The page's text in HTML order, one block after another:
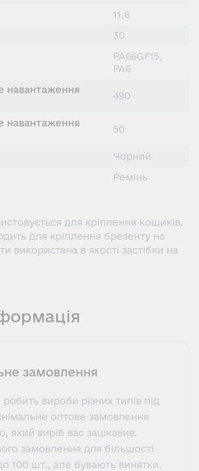
11,6
30
PA66GF15,
PA6
навантаження
490
навантаження
50
Чорний
Ремінь
для кріплення кошиків.
для кріплення брезенту на
використана в якості застібки на
замовлення
вироби різних типів під
оптове замовлення
який виріб вас зацікавив.
замовлення для більшості
100 шт., але бувають винятки.